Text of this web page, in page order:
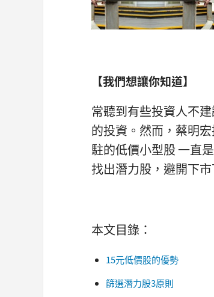
【我們想讓你知道】
常聽到有些投資人不
的投資。然而，蔡明
駐的低價小型股 一直
找出潛力股，避開下市
本文目錄
15元低價股的優勢
篩選潛力股3原則